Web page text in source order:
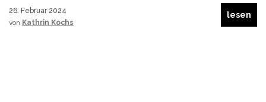
26. Februar 2024
von Kathrin Kochs
lesen